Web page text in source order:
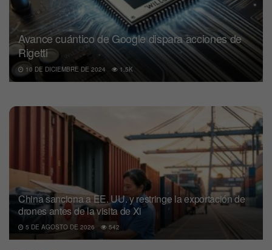
Avance cuántico de Google dispara acciones de
Rigetti
10 DE DICIEMBRE DE 2024 1.5K
China sanciona a EE. UU. y restringe la exportación de
drones antes de la visita de Xi
5 DE AGOSTO DE 2026 542